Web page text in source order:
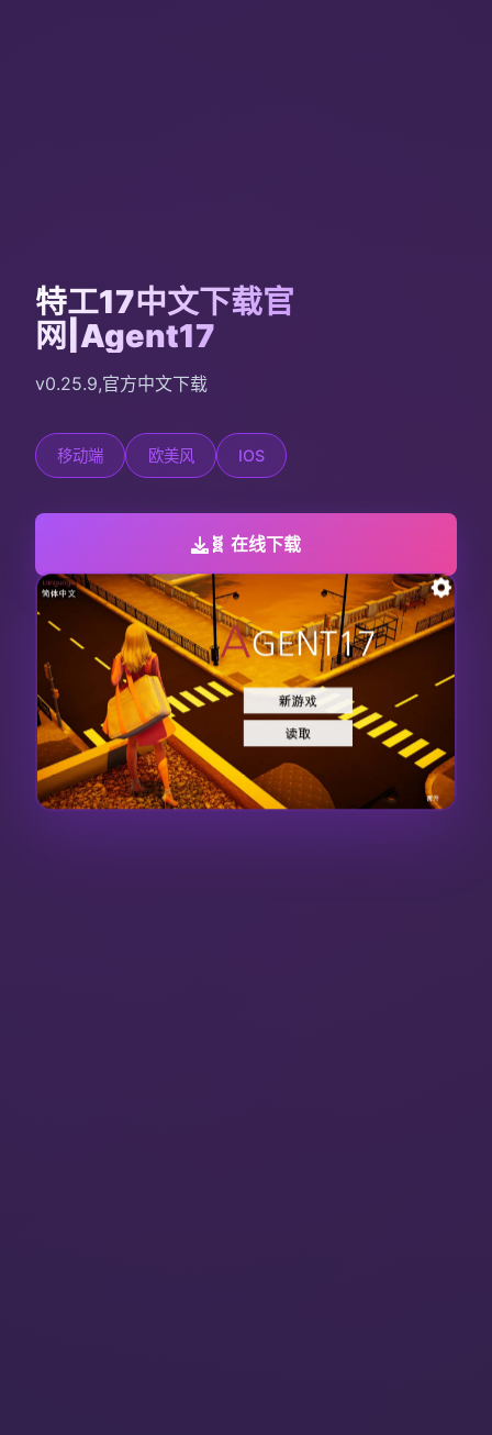
特工17中文下载官
网|Agent17
v0.25.9,官方中文下载
移动端 欧美风 IOS
🧬 在线下载